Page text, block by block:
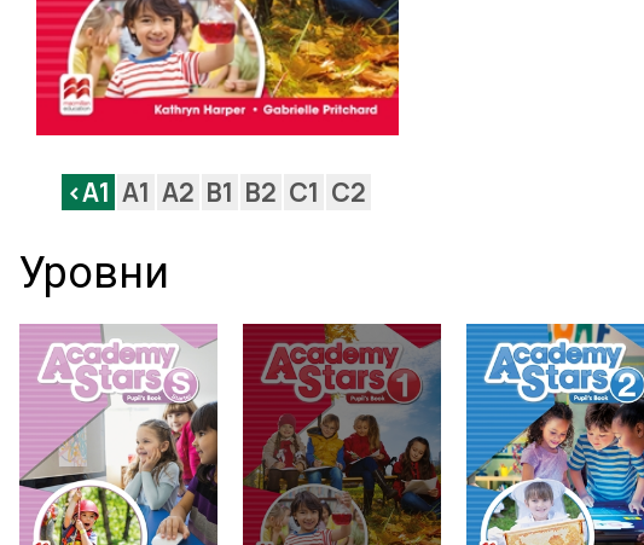
<A1 A1 A2 B1 B2 C1 C2
Уровни